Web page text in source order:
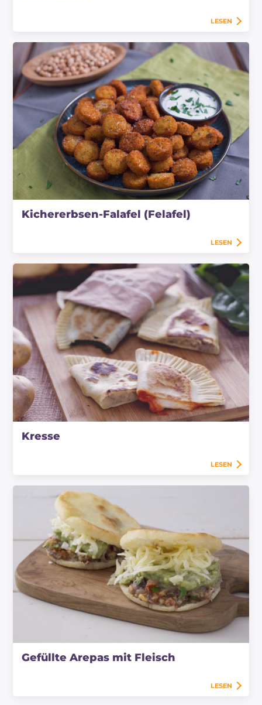
LESEN
Kichererbsen-Falafel (Felafel)
LESEN
Kresse
LESEN
Gefüllte Arepas mit Fleisch
LESEN